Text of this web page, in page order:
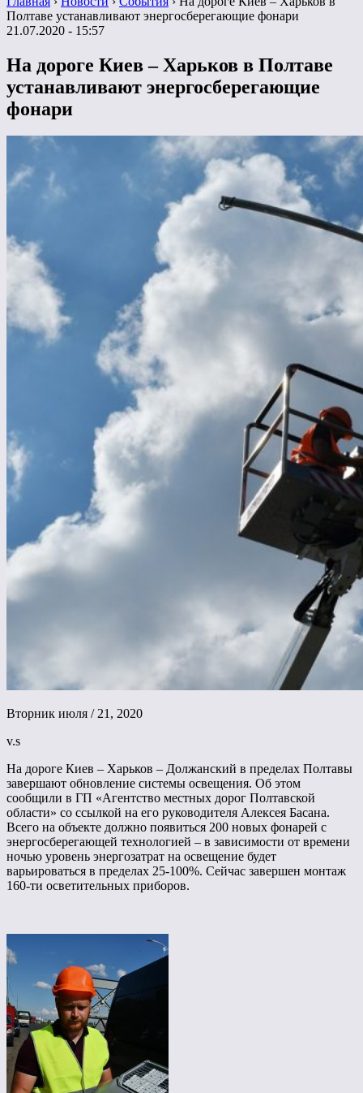
Полтаве устанавливают энергосберегающие фонари
21.07.2020 - 15:57
На дороге Киев – Харьков в Полтаве
устанавливают энергосберегающие
фонари
Вторник июля / 21, 2020
v.s
На дороге Киев – Харьков – Должанский в пределах Полтавы
завершают обновление системы освещения. Об этом
сообщили в ГП «Агентство местных дорог Полтавской
области» со ссылкой на его руководителя Алексея Басана.
Всего на объекте должно появиться 200 новых фонарей с
энергосберегающей технологией – в зависимости от времени
ночью уровень энергозатрат на освещение будет
варьироваться в пределах 25-100%. Сейчас завершен монтаж
160-ти осветительных приборов.